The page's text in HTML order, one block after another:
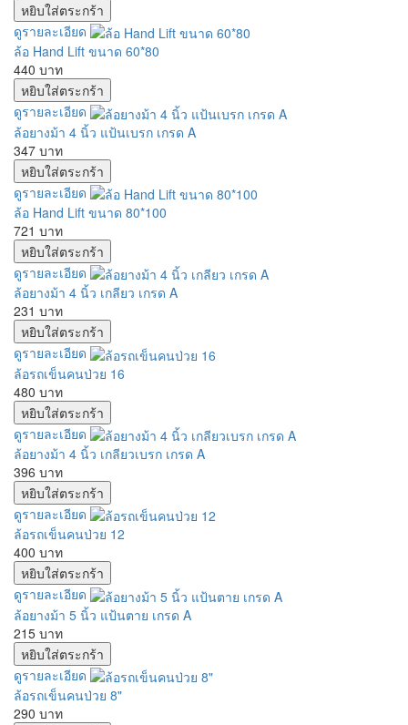
ดูรายละเอียด
ล้อ Hand Lift ขนาด 60*80
440 บาท
ดูรายละเอียด
ล้อยางม้า 4 นิ้ว แป้นเบรก เกรด A
347 บาท
ดูรายละเอียด
ล้อ Hand Lift ขนาด 80*100
721 บาท
ดูรายละเอียด
ล้อยางม้า 4 นิ้ว เกลียว เกรด A
231 บาท
ดูรายละเอียด
ล้อรถเข็นคนป่วย 16
480 บาท
ดูรายละเอียด
ล้อยางม้า 4 นิ้ว เกลียวเบรก เกรด A
396 บาท
ดูรายละเอียด
ล้อรถเข็นคนป่วย 12
400 บาท
ดูรายละเอียด
ล้อยางม้า 5 นิ้ว แป้นตาย เกรด A
215 บาท
ดูรายละเอียด
ล้อรถเข็นคนป่วย 8"
290 บาท